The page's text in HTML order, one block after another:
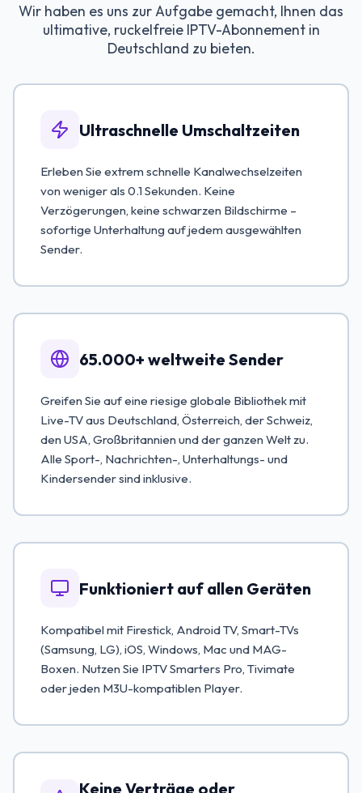
Wir haben es uns zur Aufgabe gemacht, Ihnen das
ultimative, ruckelfreie IPTV-Abonnement in
Deutschland zu bieten.
Ultraschnelle Umschaltzeiten
Erleben Sie extrem schnelle Kanalwechselzeiten
von weniger als 0.1 Sekunden. Keine
Verzögerungen, keine schwarzen Bildschirme –
sofortige Unterhaltung auf jedem ausgewählten
Sender.
65.000+ weltweite Sender
Greifen Sie auf eine riesige globale Bibliothek mit
Live-TV aus Deutschland, Österreich, der Schweiz,
den USA, Großbritannien und der ganzen Welt zu.
Alle Sport-, Nachrichten-, Unterhaltungs- und
Kindersender sind inklusive.
Funktioniert auf allen Geräten
Kompatibel mit Firestick, Android TV, Smart-TVs
(Samsung, LG), iOS, Windows, Mac und MAG-
Boxen. Nutzen Sie IPTV Smarters Pro, Tivimate
oder jeden M3U-kompatiblen Player.
Keine Verträge oder